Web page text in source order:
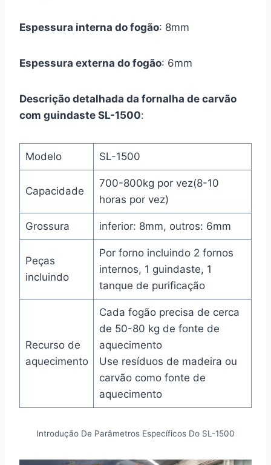
Espessura interna do fogão: 8mm
Espessura externa do fogão: 6mm
Descrição detalhada da fornalha de carvão
com guindaste SL-1500:
Modelo SL-1500
Capacidade
700-800kg por vez(8-10
horas por vez)
Grossura inferior: 8mm, outros: 6mm
Peças
incluindo
Por forno incluindo 2 fornos
internos, 1 guindaste, 1
tanque de purificação
Recurso de
aquecimento
Cada fogão precisa de cerca
de 50-80 kg de fonte de
aquecimento
Use resíduos de madeira ou
carvão como fonte de
aquecimento
Introdução De Parâmetros Específicos Do SL-1500